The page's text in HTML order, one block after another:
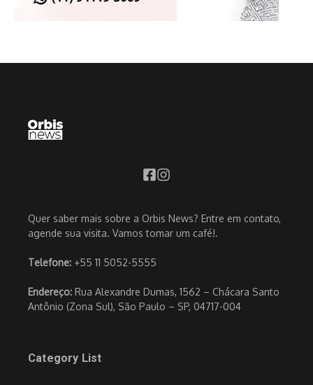
Quer saber mais sobre a Orbis News? Entre em contato,
agende sua visita. Vamos tomar um café!.
Telefone: +55 11 5052-5555
Endereço: Rua Alexandre Dumas, 1562 – Chácara Santo
Antônio (Zona Sul), São Paulo – SP, 04717-004
Category List